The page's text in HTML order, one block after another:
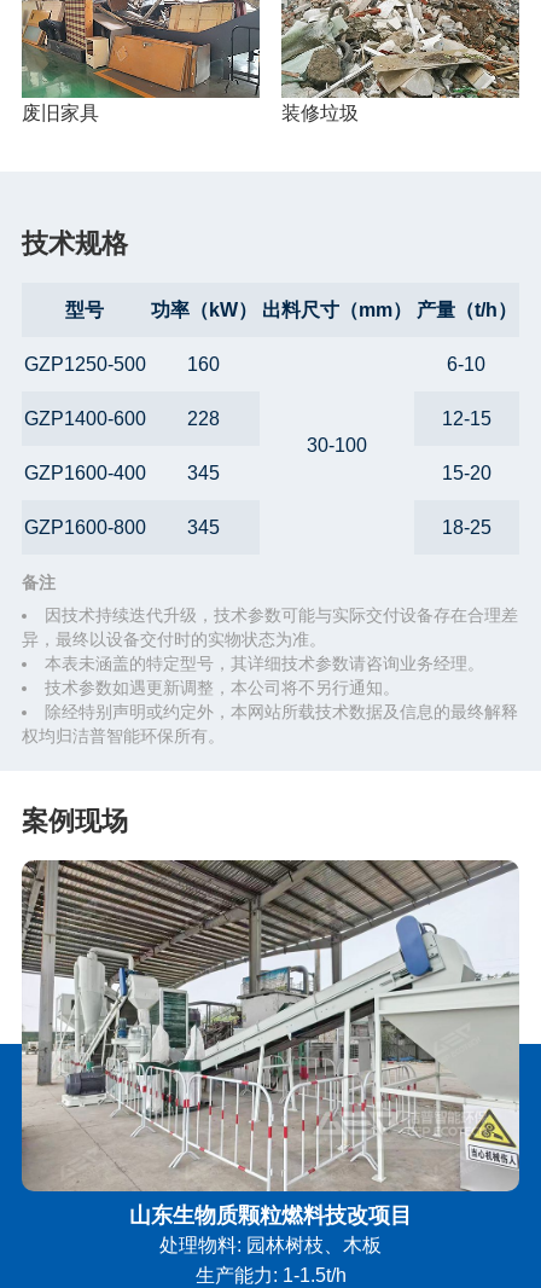
废旧家具 装修垃圾
技术规格
型号 功率（kW） 出料尺寸（mm） 产量（t/h）
GZP1250-500 160
30-100
6-10
GZP1400-600 228 12-15
GZP1600-400 345 15-20
GZP1600-800 345 18-25
备注
因技术持续迭代升级，技术参数可能与实际交付设备存在合理差
异，最终以设备交付时的实物状态为准。
本表未涵盖的特定型号，其详细技术参数请咨询业务经理。
技术参数如遇更新调整，本公司将不另行通知。
除经特别声明或约定外，本网站所载技术数据及信息的最终解释
权均归洁普智能环保所有。
案例现场
山东生物质颗粒燃料技改项目
处理物料: 园林树枝、木板
生产能力: 1-1.5t/h